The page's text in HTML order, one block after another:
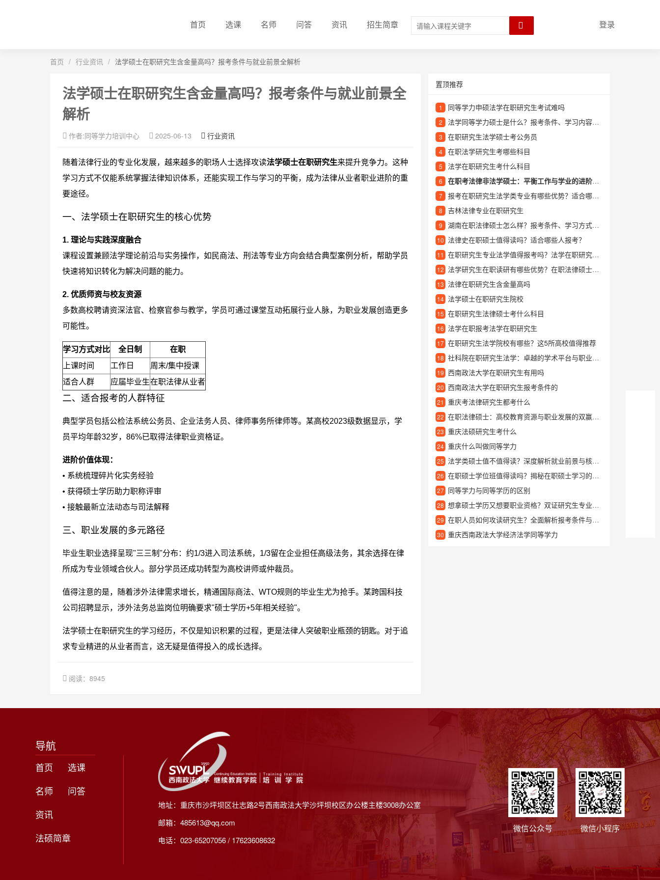
首页 选课 名师 问答 资讯 招生简章 登录
首页 / 行业资讯 / 法学硕士在职研究生含金量高吗？报考条件与就业前景全解析
法学硕士在职研究生含金量高吗？报考条件与就业前景全
解析
作者:同等学力培训中心 2025-06-13 行业资讯
随着法律行业的专业化发展，越来越多的职场人士选择攻读法学硕士在职研究生来提升竞争力。这种
学习方式不仅能系统掌握法律知识体系，还能实现工作与学习的平衡，成为法律从业者职业进阶的重
要途径。
一、法学硕士在职研究生的核心优势
1. 理论与实践深度融合
课程设置兼顾法学理论前沿与实务操作，如民商法、刑法等专业方向会结合典型案例分析，帮助学员
快速将知识转化为解决问题的能力。
2. 优质师资与校友资源
多数高校聘请资深法官、检察官参与教学，学员可通过课堂互动拓展行业人脉，为职业发展创造更多
可能性。
学习方式对比 全日制
在职
上课时间
工作日
周末/集中授课
适合人群
应届毕业生在职法律从业者
二、适合报考的人群特征
典型学员包括公检法系统公务员、企业法务人员、律师事务所律师等。某高校2023级数据显示，学
员平均年龄32岁，86%已取得法律职业资格证。
进阶价值体现：
• 系统梳理碎片化实务经验
• 获得硕士学历助力职称评审
• 接触最新立法动态与司法解释
三、职业发展的多元路径
毕业生职业选择呈现"三三制"分布：约1/3进入司法系统，1/3留在企业担任高级法务，其余选择在律
所成为专业领域合伙人。部分学员还成功转型为高校讲师或仲裁员。
值得注意的是，随着涉外法律需求增长，精通国际商法、WTO规则的毕业生尤为抢手。某跨国科技
公司招聘显示，涉外法务总监岗位明确要求"硕士学历+5年相关经验"。
法学硕士在职研究生的学习经历，不仅是知识积累的过程，更是法律人突破职业瓶颈的钥匙。对于追
求专业精进的从业者而言，这无疑是值得投入的成长选择。
阅读：8945
置顶推荐
1 同等学力申硕法学在职研究生考试难吗
2 法学同等学力硕士是什么？报考条件、学习内容和就业前景全面解析
3 在职研究生法学硕士考公务员
4 在职法学研究生考哪些科目
5 法学在职研究生考什么科目
6 在职考法律非法学硕士：平衡工作与学业的进阶之路
7 报考在职研究生法学类专业有哪些优势？适合哪些人群就读？
8 吉林法律专业在职研究生
9 湖南在职法律硕士怎么样？报考条件、学习方式和含金量解读
10 法律史在职硕士值得读吗？适合哪些人报考？
11 在职研究生专业法学值得报考吗？法学在职研究生的优势和发展前景分析
12 法学研究生在职读研有哪些优势？在职法律硕士的报考条件和学习方式解析
13 法律在职研究生含金量高吗
14 法学硕士在职研究生院校
15 在职研究生法律硕士考什么科目
16 法学在职报考法学在职研究生
17 在职研究生法学院校有哪些？这5所高校值得推荐
18 社科院在职研究生法学：卓越的学术平台与职业发展路径
19 西南政法大学在职研究生有用吗
20 西南政法大学在职研究生报考条件的
21 重庆考法律研究生都考什么
22 在职法律硕士：高校教育资源与职业发展的双赢选择
23 重庆法硕研究生考什么
24 重庆什么叫做同等学力
25 法学类硕士值不值得读？深度解析就业前景与核心优势
26 在职硕士学位班值得读吗？揭秘在职硕士学习的优势与收获
27 同等学力与同等学历的区别
28 想拿硕士学历又想要职业资格？双证研究生专业到底值不值得选
29 在职人员如何攻读研究生？全面解析报考条件与学习方式
30 重庆西南政法大学经济法学同等学力
导航
首页
选课
名师
问答
资讯
法硕简章
地址：重庆市沙坪坝区壮志路2号西南政法大学沙坪坝校区办公楼主楼3008办公室
邮箱：485613@qq.com
电话：023-65207056 / 17623608632
微信公众号 微信小程序